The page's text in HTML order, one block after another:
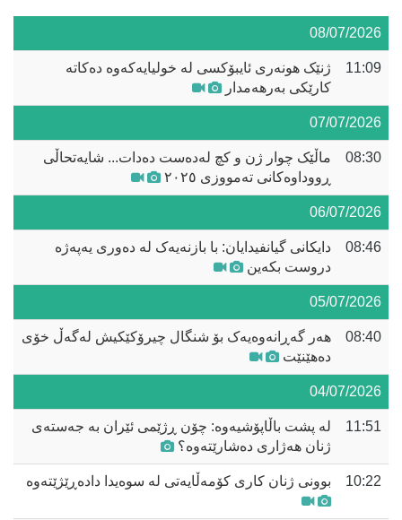
08/07/2026
11:09
ژنێک هونەری ئایبۆکسی لە خولیایەکەوە دەکاتە
کارێکی بەرهەمدار
07/07/2026
08:30
ماڵێک چوار ژن و کچ لەدەست دەدات... شایەتحاڵی
ڕووداوەکانی تەمووزی ٢٠٢٥
06/07/2026
08:46
دایکانی گیانفیدایان: با بازنەیەک لە دەوری یەپەژە
دروست بکەین
05/07/2026
08:40
هەر گەڕانەوەیەک بۆ شنگال چیرۆکێکیش لەگەڵ خۆی
دەهێنێت
04/07/2026
11:51
لە پشت باڵاپۆشیەوە: چۆن ڕژێمی ئێران بە جەستەی
ژنان هەژاری دەشارێتەوە؟
10:22 بوونی ژنان کاری کۆمەڵایەتی لە سوەیدا دادەڕێژێتەوە